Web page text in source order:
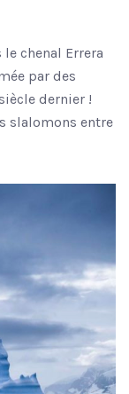
chenal Errera
par des
dernier !
slalomons entre